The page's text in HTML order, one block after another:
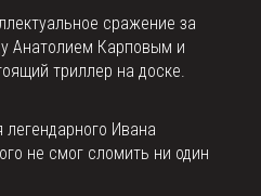
сражение за
Анатолием Карповым и
триллер на доске.
легендарного Ивана
не смог сломить ни один